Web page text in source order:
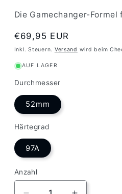
Die Gamechanger-
Normaler
Preis
€69,95 EUR
Inkl. Steuern. Versand wird beim
AUF LAGER
Durchmesser
52mm
Härtegrad
97A
Anzahl